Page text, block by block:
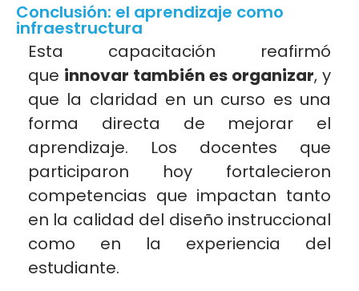
Conclusión: el aprendizaje como
infraestructura
Esta capacitación reafirmó
que innovar también es organizar, y
que la claridad en un curso es una
forma directa de mejorar el
aprendizaje. Los docentes que
participaron hoy fortalecieron
competencias que impactan tanto
en la calidad del diseño instruccional
como en la experiencia del
estudiante.